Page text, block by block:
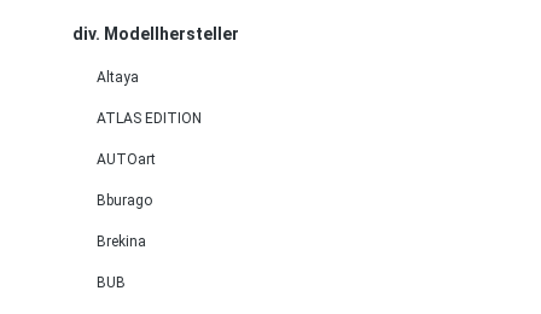
div. Modellhersteller
Altaya
ATLAS EDITION
AUTOart
Bburago
Brekina
BUB